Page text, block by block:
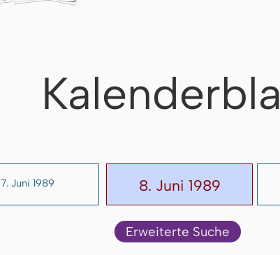
7. Juni 1989 8. Juni 1989
Erweiterte Suche